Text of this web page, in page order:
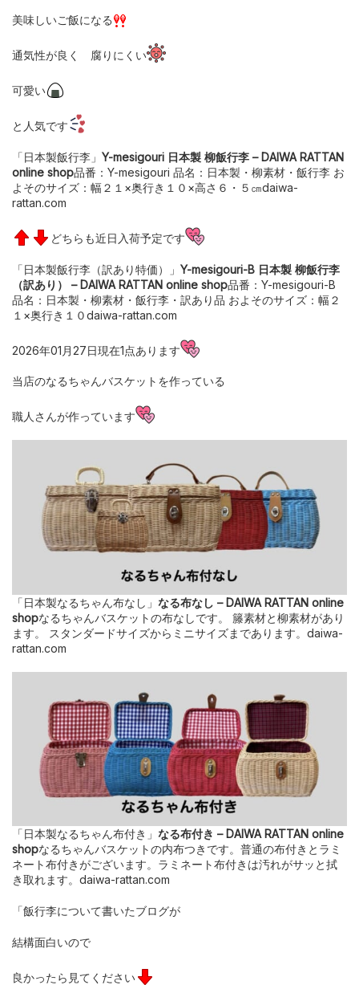
美味しいご飯になる
通気性が良く 腐りにくい
可愛い
と人気です
「日本製飯行李」 Y-mesigouri 日本製 柳飯行李 – DAIWA RATTAN
online shop品番：Y-mesigouri 品名：日本製・柳素材・飯行李 お
よそのサイズ：幅２１×奥行き１０×高さ６・５㎝daiwa-
rattan.com
どちらも近日入荷予定です
「日本製飯行李（訳あり特価）」 Y-mesigouri-B 日本製 柳飯行李
（訳あり） – DAIWA RATTAN online shop品番：Y-mesigouri-B
品名：日本製・柳素材・飯行李・訳あり品 およそのサイズ：幅２
１×奥行き１０daiwa-rattan.com
2026年01月27日現在1点あります
当店のなるちゃんバスケットを作っている
職人さんが作っています
「日本製なるちゃん布なし」 なる布なし – DAIWA RATTAN online
shopなるちゃんバスケットの布なしです。 籐素材と柳素材があり
ます。 スタンダードサイズからミニサイズまであります。daiwa-
rattan.com
「日本製なるちゃん布付き」 なる布付き – DAIWA RATTAN online
shopなるちゃんバスケットの内布つきです。普通の布付きとラミ
ネート布付きがございます。ラミネート布付きは汚れがサッと拭
き取れます。daiwa-rattan.com
「飯行李について書いたブログが
結構面白いので
良かったら見てください